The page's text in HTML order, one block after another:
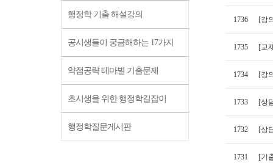
행정학 기출 해설강의
공시생들이 궁금해하는 17가지
약점공략 테마별 기출문제
초시생을 위한 행정학길잡이
행정학질문게시판
1736 [강
1735 [교
1734 [강
1733 [상
1732 [상
1731 [기